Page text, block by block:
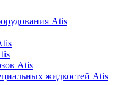
Atis
Atis
жидкостей Atis